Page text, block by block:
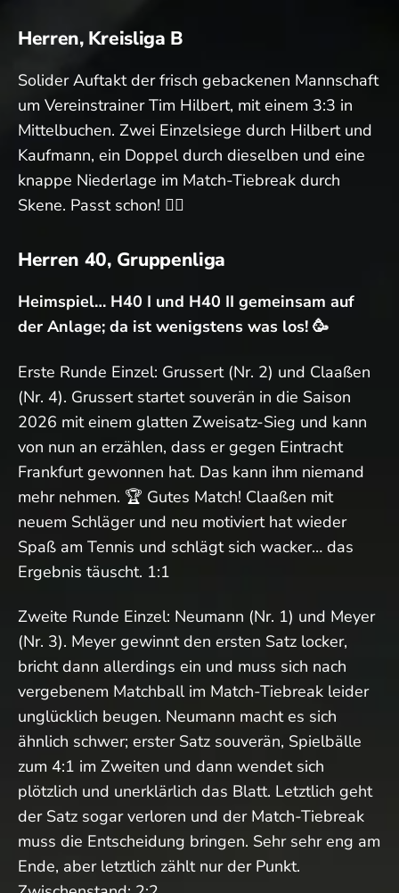
Herren, Kreisliga B
Solider Auftakt der frisch gebackenen Mannschaft
um Vereinstrainer Tim Hilbert, mit einem 3:3 in
Mittelbuchen. Zwei Einzelsiege durch Hilbert und
Kaufmann, ein Doppel durch dieselben und eine
knappe Niederlage im Match-Tiebreak durch
Skene. Passt schon! 👍🏻
Herren 40, Gruppenliga
Heimspiel… H40 I und H40 II gemeinsam auf
der Anlage; da ist wenigstens was los! 🥳
Erste Runde Einzel: Grussert (Nr. 2) und Claaßen
(Nr. 4). Grussert startet souverän in die Saison
2026 mit einem glatten Zweisatz-Sieg und kann
von nun an erzählen, dass er gegen Eintracht
Frankfurt gewonnen hat. Das kann ihm niemand
mehr nehmen. 🏆 Gutes Match! Claaßen mit
neuem Schläger und neu motiviert hat wieder
Spaß am Tennis und schlägt sich wacker… das
Ergebnis täuscht. 1:1
Zweite Runde Einzel: Neumann (Nr. 1) und Meyer
(Nr. 3). Meyer gewinnt den ersten Satz locker,
bricht dann allerdings ein und muss sich nach
vergebenem Matchball im Match-Tiebreak leider
unglücklich beugen. Neumann macht es sich
ähnlich schwer; erster Satz souverän, Spielbälle
zum 4:1 im Zweiten und dann wendet sich
plötzlich und unerklärlich das Blatt. Letztlich geht
der Satz sogar verloren und der Match-Tiebreak
muss die Entscheidung bringen. Sehr sehr eng am
Ende, aber letztlich zählt nur der Punkt.